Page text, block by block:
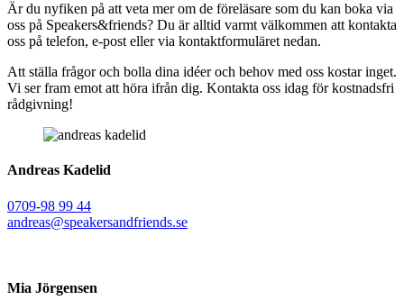
Är du nyfiken på att veta mer om de föreläsare som du kan boka via
oss på Speakers&friends? Du är alltid varmt välkommen att kontakta
oss på telefon, e-post eller via kontaktformuläret nedan.
Att ställa frågor och bolla dina idéer och behov med oss kostar inget.
Vi ser fram emot att höra ifrån dig. Kontakta oss idag för kostnadsfri
rådgivning!
Andreas Kadelid ​
0709-98 99 44
andreas@speakersandfriends.se​
Mia Jörgensen